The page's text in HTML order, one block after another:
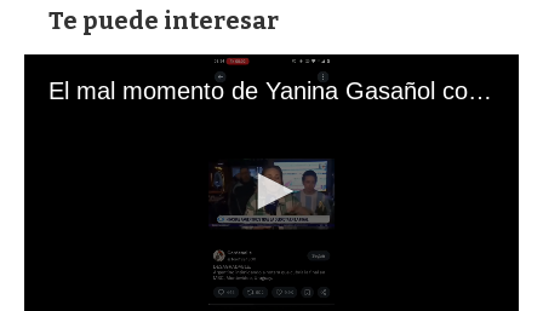
Te puede interesar
El mal momento de Yanina Gasañol con un hincha argentino en "Subrayado"